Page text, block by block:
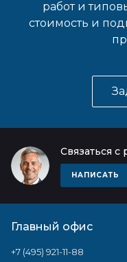
работ и
стоимость и
Связаться с
НАПИСАТЬ
Главный офис
+7 (495) 921-11-88